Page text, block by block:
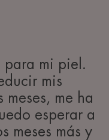
para mi piel.
mis
meses, me ha
esperar a
meses más y